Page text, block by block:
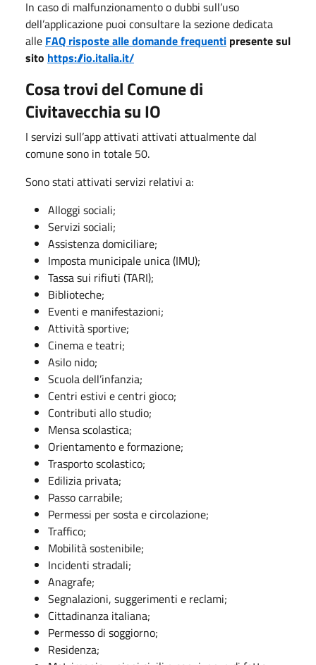
In caso di malfunzionamento o dubbi sull’uso
dell’applicazione puoi consultare la sezione dedicata
alle FAQ risposte alle domande frequenti presente sul
sito https://io.italia.it/
Cosa trovi del Comune di
Civitavecchia su IO
I servizi sull’app attivati attivati attualmente dal
comune sono in totale 50.
Sono stati attivati servizi relativi a:
Alloggi sociali;
Servizi sociali;
Assistenza domiciliare;
Imposta municipale unica (IMU);
Tassa sui rifiuti (TARI);
Biblioteche;
Eventi e manifestazioni;
Attività sportive;
Cinema e teatri;
Asilo nido;
Scuola dell’infanzia;
Centri estivi e centri gioco;
Contributi allo studio;
Mensa scolastica;
Orientamento e formazione;
Trasporto scolastico;
Edilizia privata;
Passo carrabile;
Permessi per sosta e circolazione;
Traffico;
Mobilità sostenibile;
Incidenti stradali;
Anagrafe;
Segnalazioni, suggerimenti e reclami;
Cittadinanza italiana;
Permesso di soggiorno;
Residenza;